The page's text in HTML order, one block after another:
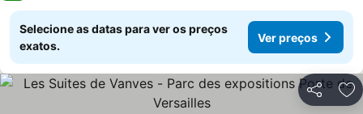
Selecione as datas para ver os preços
exatos.
Ver preços
Partilhar